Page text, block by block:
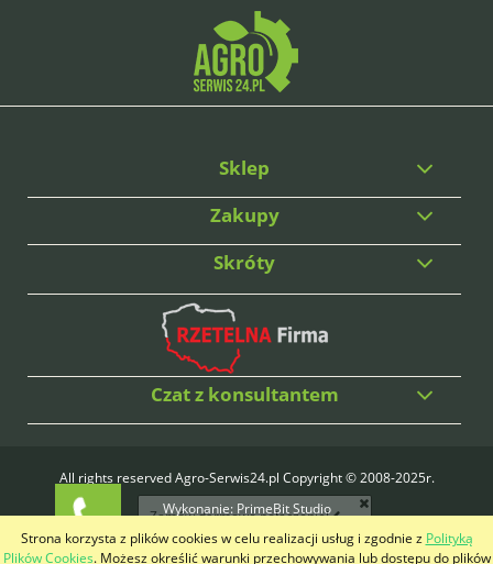
Strona korzysta z plików cookies w celu realizacji usług i zgodnie z Polityką
Plików Cookies. Możesz określić warunki przechowywania lub dostępu do plików
Sklep
Zakupy
Skróty
Czat z konsultantem
All rights reserved Agro-Serwis24.pl Copyright © 2008-2025r.
Wykonanie: PrimeBit Studio
Zamów darmowe połączenie!
pokaż pełną wersję strony